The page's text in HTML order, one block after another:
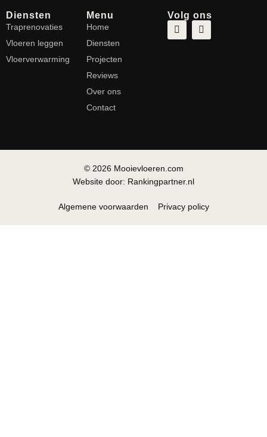
Diensten
Traprenovaties
Vloeren leggen
Vloerverwarming
Menu
Home
Diensten
Projecten
Reviews
Over ons
Contact
Volg ons
© 2026 Mooievloeren.com
Website door: Rankingpartner.nl
Algemene voorwaarden Privacy policy